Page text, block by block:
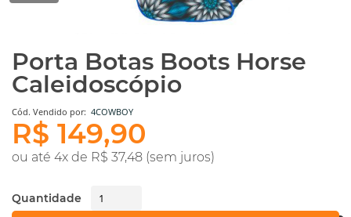
Porta Botas Boots Horse
Caleidoscópio
Cód. Vendido por: 4COWBOY
R$ 149,90
ou até 4x de R$ 37,48 (sem juros)
Quantidade